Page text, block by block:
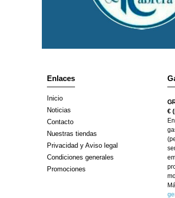
Enlaces
Inicio
Noticias
Contacto
Nuestras tiendas
Privacidad y Aviso legal
Condiciones generales
Promociones
€